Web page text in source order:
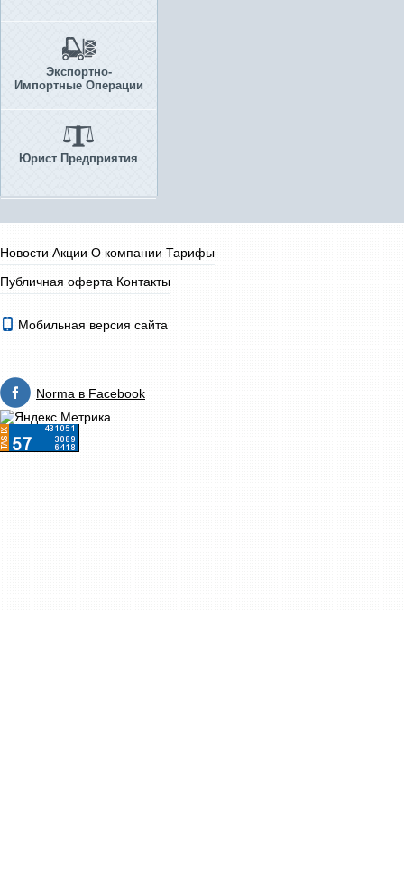
Экспортно-
Импортные Операции
Юрист Предприятия
Новости Акции О компании Тарифы
Публичная оферта Контакты
Мобильная версия сайта
Norma в Facebook